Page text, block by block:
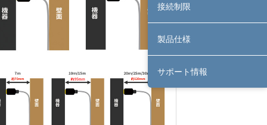
接続制限
製品仕様
サポート情報